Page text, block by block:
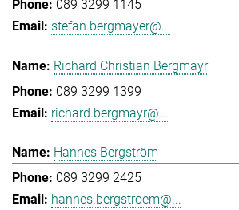
089 3299 1145
stefan.bergmayer@...
Richard Christian Bergmayr
089 3299 1399
richard.bergmayr@...
Hannes Bergström
089 3299 2425
hannes.bergstroem@...